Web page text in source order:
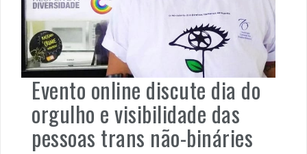
Evento online discute dia do
orgulho e visibilidade das
pessoas trans não-bináries